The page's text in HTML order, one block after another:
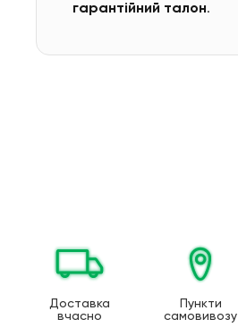
гарантійний талон.
Доставка
вчасно
Пункти
самовивозу